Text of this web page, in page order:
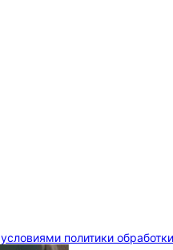
условиями политики